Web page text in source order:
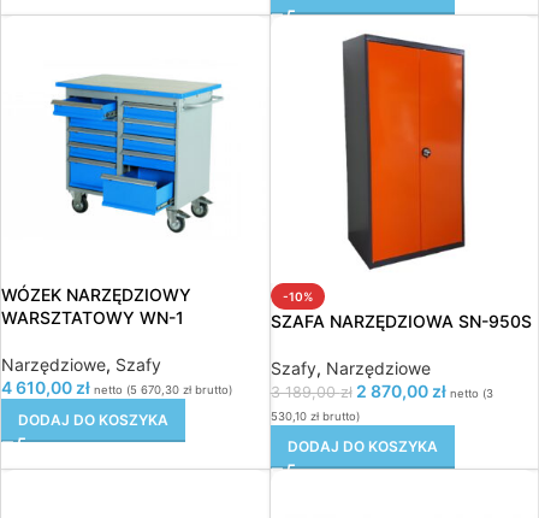
WÓZEK NARZĘDZIOWY
WARSZTATOWY WN-1
Narzędziowe, Szafy
4 610,00 zł netto (5 670,30 zł brutto)
DODAJ DO KOSZYKA
-10%
SZAFA NARZĘDZIOWA SN-950S
Szafy, Narzędziowe
3 189,00zł 2 870,00 zł netto (3
530,10 złbrutto)
DODAJ DO KOSZYKA